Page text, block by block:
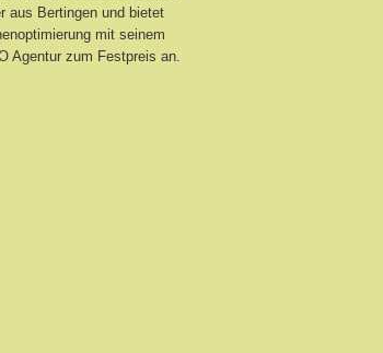
aus Bertingenund bietet
mit seinem
Agentur zum Festpreis an.